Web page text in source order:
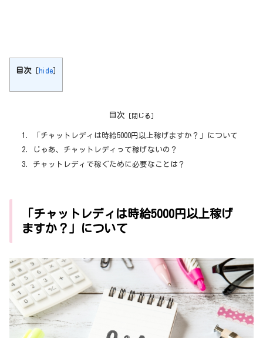
目次 [hide]
目次
「チャットレディは時給5000円以上稼げますか？」について
じゃあ、チャットレディって稼げないの？
チャットレディで稼ぐために必要なことは？
「チャットレディは時給5000円以上稼げ
ますか？」について